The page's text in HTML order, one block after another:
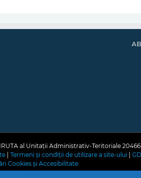
al Unitații Administrativ-Teritoriale
Termeni și condiții de utilizare a site-ului
Cookies și Accesibilitate